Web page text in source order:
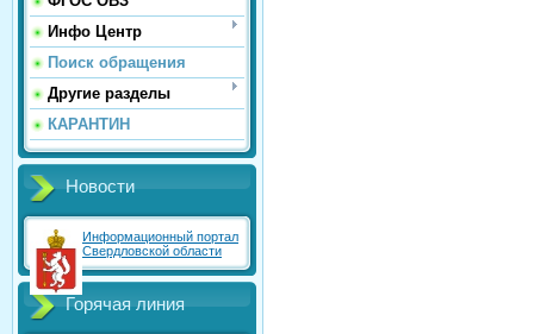
Инфо Центр
Поиск обращения
Другие разделы
КАРАНТИН
Новости
Информационный портал
Свердловской области
Горячая линия